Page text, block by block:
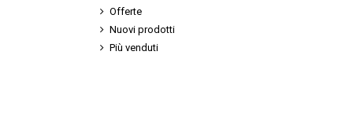
Offerte
Nuovi prodotti
Più venduti